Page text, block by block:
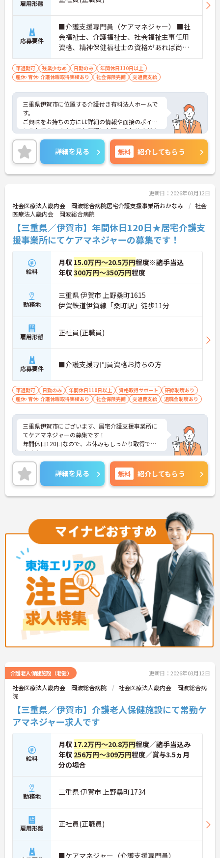
雇用形態
応募要件
■介護支援専門員（ケアマネジャー） ■社
会福祉士、介護福祉士、社会福祉主事任用
資格、精神保健福祉士の資格があれば尚可
■普通自動車免許 ■学歴不問 ■PC基本操作
（文字入力程度）
車通勤可 残業少なめ 日勤のみ
年間休日110日以上
産休･育休･介護休暇取得実績あり
社会保険完備 交通費支給
三重県伊賀市に位置する介護付き有料法人ホームで
す。
ご興味をお持ちの方には詳細の情報や面接のポイン
トをお伝えしますのでお気軽にお問い合わせくださ
いませ。
詳細を見る 無料 紹介してもらう
更新日：2026年03月12日
社会医療法人畿内会 岡波総合病院居宅介護支援事業所おかなみ
社会
医療法人畿内会 岡波総合病院
【三重県／伊賀市】年間休日120日★居宅介護支
援事業所にてケアマネジャーの募集です！
給料
月収 15.0万円～20.5万円程度※諸手当込
年収300万円～350万円程度
勤務地
三重県 伊賀市 上野桑町1615
伊賀鉄道伊賀線「桑町駅」徒歩11分
雇用形態 正社員(正職員)
応募要件 ■介護支援専門員資格お持ちの方
車通勤可 日勤のみ 年間休日110日以上 資格取得サポート
研修制度あり
産休･育休･介護休暇取得実績あり
社会保険完備 交通費支給 退職金制度あり
三重県伊賀市にございます、居宅介護支援事業所に
てケアマネジャーの募集です！
年間休日120日なので、お休みもしっかり取得でき
ます★
ご興味のある方は、マイナビ介護職までお問い合わ
せください。詳細を見る 無料 紹介してもらう
介護老人保健施設（老健） 更新日：2026年03月12日
社会医療法人畿内会 岡波総合病院
社会医療法人畿内会 岡波総合病
院
【三重県／伊賀市】介護老人保健施設にて常勤ケ
アマネジャー求人です
給料
月収 17.2万円～20.8万円程度／諸手当込み
年収 256万円～309万円程度／賞与3.5ヵ月
分の場合
勤務地 三重県 伊賀市 上野桑町1734
雇用形態 正社員(正職員)
■ケアマネジャー（介護支援専門員）